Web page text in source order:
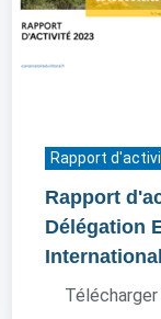
Rapport
Rapport
Délégation